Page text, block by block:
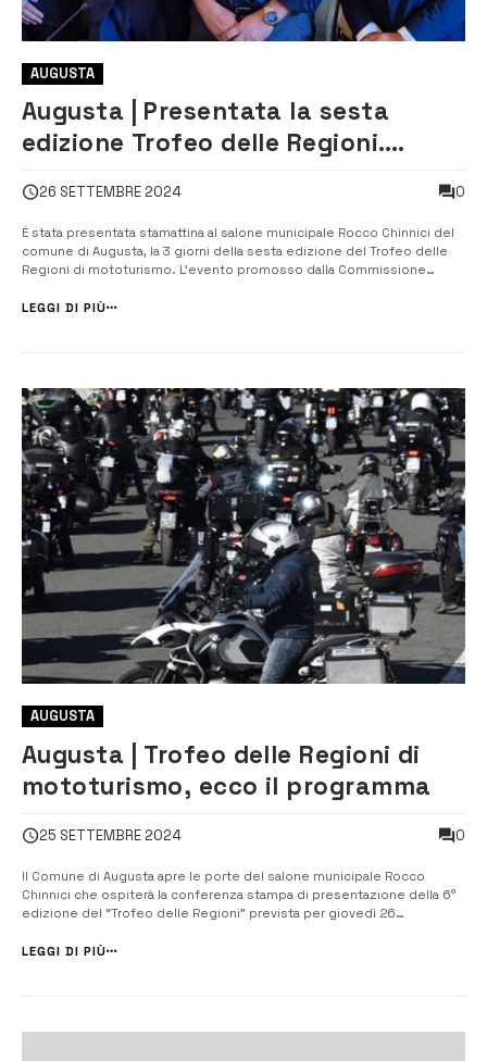
AUGUSTA
Augusta | Presentata la sesta
edizione Trofeo delle Regioni.
26 SETTEMBRE 2024 0
È stata presentata stamattina al salone municipale Rocco Chinnici del
comune di Augusta, la 3 giorni della sesta edizione del Trofeo delle
Regioni di mototurismo. L’evento promosso dalla Commissione
patrocinio del Ministero del Turismo e dall’assessorato regionale
LEGGI DI PIÙ
AUGUSTA
Augusta | Trofeo delle Regioni di
mototurismo, ecco il programma
25 SETTEMBRE 2024 0
Il Comune di Augusta apre le porte del salone municipale Rocco
Chinnici che ospiterà la conferenza stampa di presentazione della 6°
edizione del “Trofeo delle Regioni” prevista per giovedì 26
e Tempo Libero FMI (Federazione Motociclisti Italiani), patrocinato dal
LEGGI DI PIÙ